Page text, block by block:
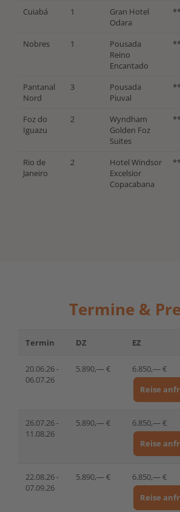
Cuiabá 1
Gran Hotel
Odara
Nobres 1
Pousada
Reino
Encantado
Pantanal
Nord
3
Pousada
Piuval
Foz do
Iguazu
2
Wyndham
Golden Foz
Suites
Rio de
Janeiro
2
Hotel Windsor
Excelsior
Copacabana
Termine &
Termin DZ EZ
20.06.26 -
06.07.26
5.890,— €
6.850,— €
Reise
26.07.26 -
11.08.26
5.890,— €
6.850,— €
Reise
22.08.26 -
07.09.26
5.890,— €
6.850,— €
Reise